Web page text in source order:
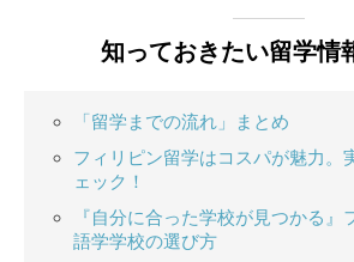
知っておきたい留学情
「留学までの流れ」まとめ
フィリピン留学はコスパが魅力。
ェック！
『自分に合った学校が見つかる』
語学学校の選び方